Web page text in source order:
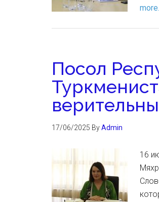
Посол
17/06/2025 ByAdmin
16